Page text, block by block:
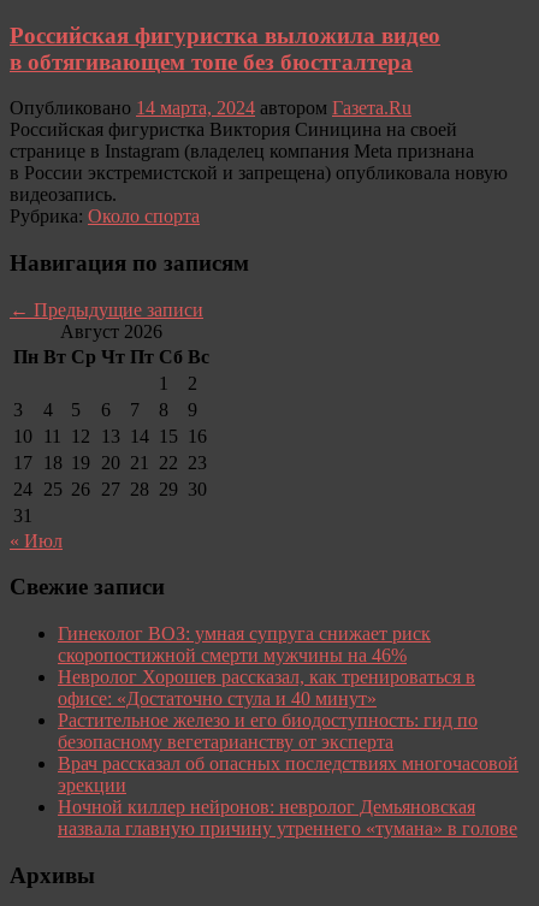
Российская фигуристка выложила видео
в обтягивающем топе без бюстгалтера
Опубликовано 14 марта, 2024 автором Газета.Ru
Российская фигуристка Виктория Синицина на своей
странице в Instagram (владелец компания Meta признана
в России экстремистской и запрещена) опубликовала новую
видеозапись.
Рубрика: Около спорта
Навигация по записям
← Предыдущие записи
Август 2026
Пн Вт Ср Чт Пт Сб Вс
1
2
3
4 5 6 7 8
9
10
11 12 13 14 15
16
17
18 19 20 21 22 23
24 25 26 27 28 29 30
31
« Июл
Свежие записи
Гинеколог ВОЗ: умная супруга снижает риск
скоропостижной смерти мужчины на 46%
Невролог Хорошев рассказал, как тренироваться в
офисе: «Достаточно стула и 40 минут»
Растительное железо и его биодоступность: гид по
безопасному вегетарианству от эксперта
Врач рассказал об опасных последствиях многочасовой
эрекции
Ночной киллер нейронов: невролог Демьяновская
назвала главную причину утреннего «тумана» в голове
Архивы